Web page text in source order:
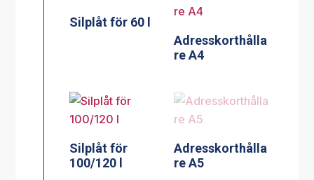
Silplåt för 60 l
Adresskorthålla
re A4
Silplåt för
100/120 l
Adresskorthålla
re A5